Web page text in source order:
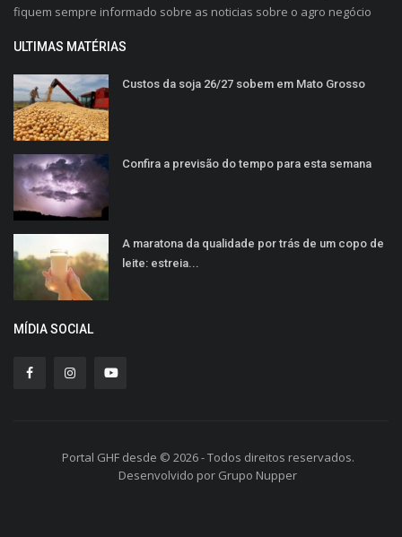
fiquem sempre informado sobre as noticias sobre o agro negócio
ULTIMAS MATÉRIAS
Custos da soja 26/27 sobem em Mato Grosso
Confira a previsão do tempo para esta semana
A maratona da qualidade por trás de um copo de
leite: estreia...
MÍDIA SOCIAL
Portal GHF desde © 2026 - Todos direitos reservados.
Desenvolvido por Grupo Nupper